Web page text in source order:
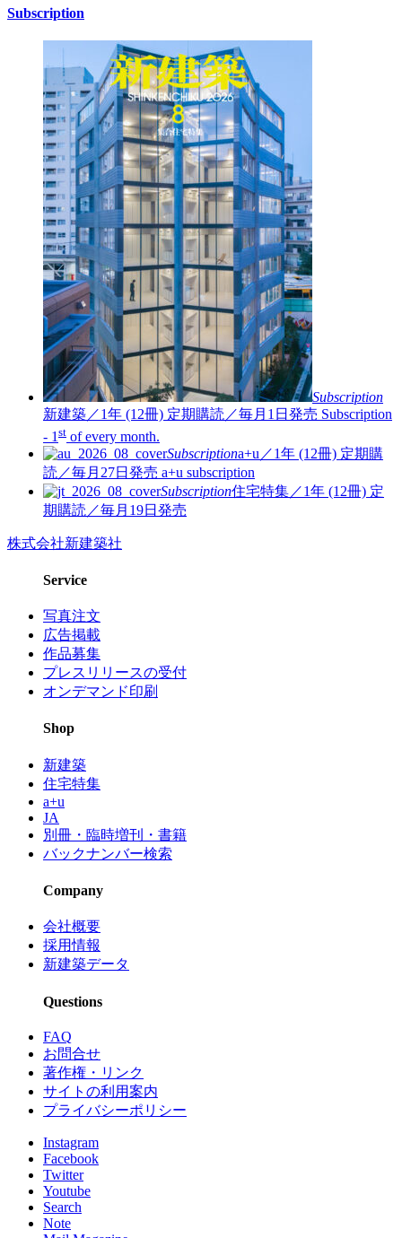
Subscription
Subscription
新建築／1年 (12冊) 定期購読／毎月1日発売 Subscription
- 1 st of every month.
Subscriptiona+u／1年 (12冊) 定期購
読／毎月27日発売 a+u subscription
Subscription住宅特集／1年 (12冊) 定
期購読／毎月19日発売
株式会社新建築社
Service
写真注文
広告掲載
作品募集
プレスリリースの受付
オンデマンド印刷
Shop
新建築
住宅特集
a+u
JA
別冊・臨時増刊・書籍
バックナンバー検索
Company
会社概要
採用情報
新建築データ
Questions
FAQ
お問合せ
著作権・リンク
サイトの利用案内
プライバシーポリシー
Instagram
Facebook
Twitter
Youtube
Search
Note